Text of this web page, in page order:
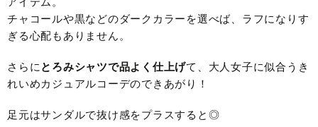
チャコールや黒などのダークカラーを選べば、ラフになりす
ぎる心配もありません。
さらに とろみシャツで品よく仕上げて、大人女子に似合うき
れいめカジュアルコーデのできあがり！
足元はサンダルで抜け感をプラスすると◎